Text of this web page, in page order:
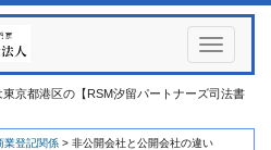
Toggle
京都港区の【RSM汐留パートナーズ司法書
業登記関係 > 非公開会社と公開会社の違い